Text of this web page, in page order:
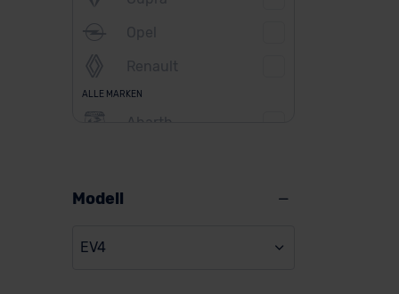
Opel
Renault
ALLE MARKEN
Abarth
Modell
EV4